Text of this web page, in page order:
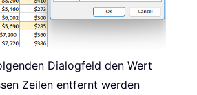
Dialogfeld den Wert
Zeilen entfernt werden